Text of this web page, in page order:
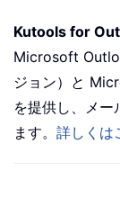
Kutools for
Microsoft
ジョン）と
を提供し、メー
ます。 詳しくは